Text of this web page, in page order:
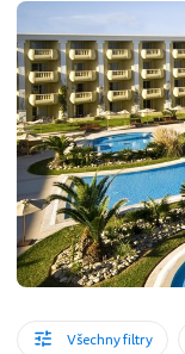
Všechny filtry